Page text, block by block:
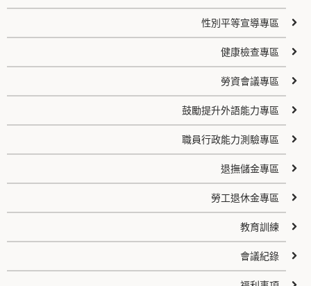
性別平等宣導專區
健康檢查專區
勞資會議專區
鼓勵提升外語能力專區
職員行政能力測驗專區
退撫儲金專區
勞工退休金專區
教育訓練
會議紀錄